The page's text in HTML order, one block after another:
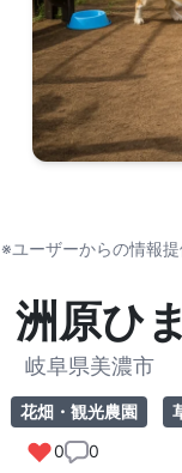
※ユーザーからの情報
洲原ひ
岐阜県美濃市
花畑・観光農園
0
0